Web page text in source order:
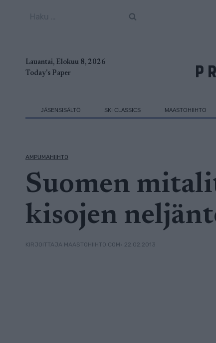
Lauantai, Elokuu 8, 2026
Today's Paper
JÄSENSISÄLTÖ SKI CLASSICS MAASTOHIIHTO
AMPUMAHIIHTO
Suomen
kisojen
KIRJOITTAJA MAASTOHIIHTO.COM• 22.02.2013